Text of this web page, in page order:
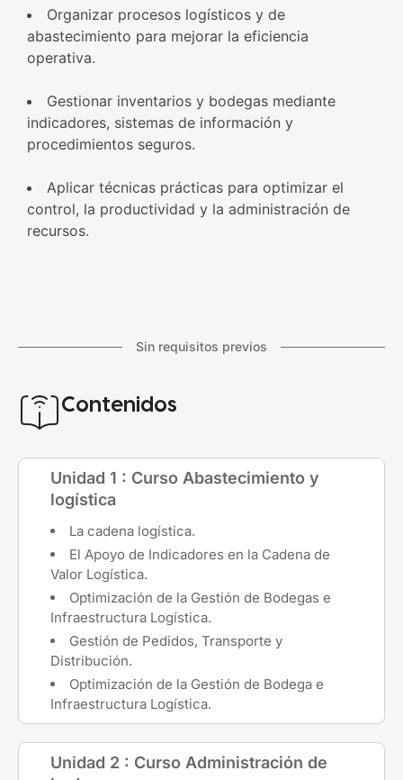
Organizar procesos logísticos y de
abastecimiento para mejorar la eficiencia
operativa.
Gestionar inventarios y bodegas mediante
indicadores, sistemas de información y
procedimientos seguros.
Aplicar técnicas prácticas para optimizar el
control, la productividad y la administración de
recursos.
Sin requisitos previos
Contenidos
Unidad 1 : Curso Abastecimiento y
logística
La cadena logística.
El Apoyo de Indicadores en la Cadena de
Valor Logística.
Optimización de la Gestión de Bodegas e
Infraestructura Logística.
Gestión de Pedidos, Transporte y
Distribución.
Optimización de la Gestión de Bodega e
Infraestructura Logística.
Unidad 2 : Curso Administración de